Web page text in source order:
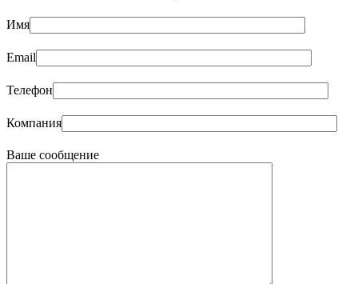
Имя
Email
Телефон
Компания
Ваше сообщение